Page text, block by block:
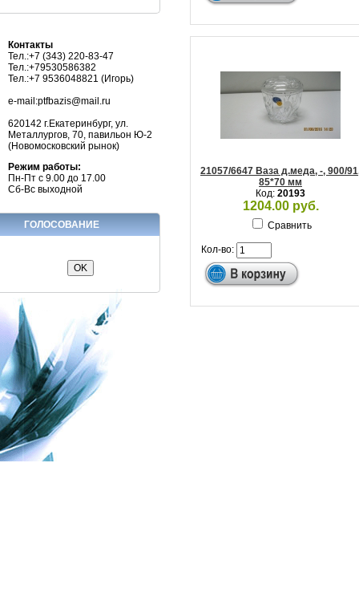
Контакты
Тел.:+7 (343) 220-83-47
Тел.:+79530586382
Тел.:+7 9536048821 (Игорь)
e-mail:ptfbazis@mail.ru
620142 г.Екатеринбург, ул.
Металлургов, 70, павильон Ю-2
(Новомосковский рынок)
Режим работы:
Пн-Пт с 9.00 до 17.00
Сб-Вс выходной
ГОЛОСОВАНИЕ
21057/6647 Ваза д.меда, -, 900/
85*70 мм
Код: 20193
1204.00 руб.
Сравнить
Кол-во: